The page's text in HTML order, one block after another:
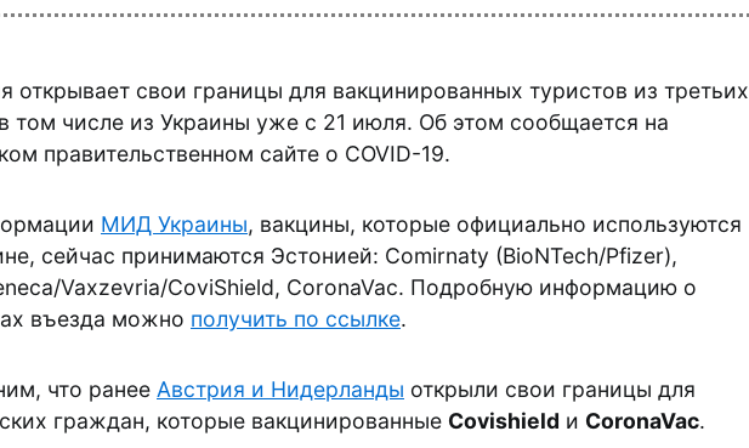
открывает свои границы для вакцинированных туристов из третьих
том числе из Украины уже с 21 июля. Об этом сообщается на
правительственном сайте о COVID-19.
МИД Украины, вакцины, которые официально используются
сейчас принимаются Эстонией: Comirnaty (BioNTech/Pfizer),
Vaxzevria/CoviShield, CoronaVac. Подробную информацию о
въезда можно получить по ссылке.
что ранее Австрия и Нидерланды открыли свои границы для
граждан, которые вакцинированные Covishield и CoronaVac.